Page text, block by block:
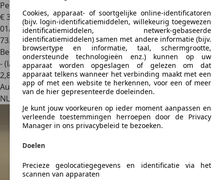
Persoons | Panoramadak |
€ 31.9451
01/2021
73.275 km
Benzine
- (l/100 km)
2,8
Autobedrijf
NL 3762 EC
Cookies, apparaat- of soortgelijke online-identificatoren
(bijv. login-identificatiemiddelen, willekeurig toegewezen
identificatiemiddelen, netwerk-gebaseerde
identificatiemiddelen) samen met andere informatie (bijv.
browsertype en informatie, taal, schermgrootte,
ondersteunde technologieën enz.) kunnen op uw
apparaat worden opgeslagen of gelezen om dat
apparaat telkens wanneer het verbinding maakt met een
app of met een website te herkennen, voor een of meer
van de hier gepresenteerde doeleinden.
Je kunt jouw voorkeuren op ieder moment aanpassen en
verleende toestemmingen herroepen door de Privacy
Manager in ons privacybeleid te bezoeken.
Doelen
Precieze geolocatiegegevens en identificatie via het
scannen van apparaten